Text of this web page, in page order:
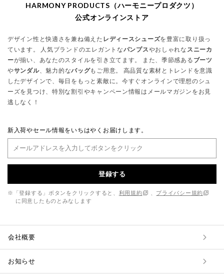
HARMONY PRODUCTS（ハーモニープロダクツ）
公式オンラインストア
デザイン性と快適さを兼ね備えた レディースシューズを豊富に取り扱っ
ています。 人気ブランドのエレガントなパンプスやおしゃれな スニーカ
ーが揃い、あなたのスタイルを引き立てます。 また、季節感ある ブーツ
やサンダル、魅力的なバッグもご用意。 高品質な素材とトレンドを意識
したデザインで、毎日をもっと素敵に。今すぐオンラインで理想のシュ
ーズを見つけ、特別な割引やキャンペーン情報はメールマガジンをお見
逃しなく！
新入荷やセール情報をいちはやくお届けします。
登録する
※「登録する」ボタンをクリックすると、 利用規約
プライバシー規約
に同意したものとみなします
会社概要
お知らせ